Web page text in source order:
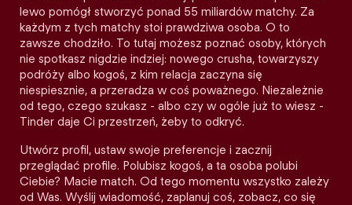
lewo pomógł stworzyć ponad 55 miliardów matchy. Za
każdym z tych matchy stoi prawdziwa osoba. O to
zawsze chodziło. To tutaj możesz poznać osoby, których
nie spotkasz nigdzie indziej: nowego crusha, towarzyszy
podróży albo kogoś, z kim relacja zaczyna się
niespiesznie, a przeradza w coś poważnego. Niezależnie
od tego, czego szukasz - albo czy w ogóle już to wiesz -
Tinder daje Ci przestrzeń, żeby to odkryć.
Utwórz profil, ustaw swoje preferencje i zacznij
przeglądać profile. Polubisz kogoś, a ta osoba polubi
Ciebie? Macie match. Od tego momentu wszystko zależy
od Was. Wyślij wiadomość, zaplanuj coś, zobacz, co się